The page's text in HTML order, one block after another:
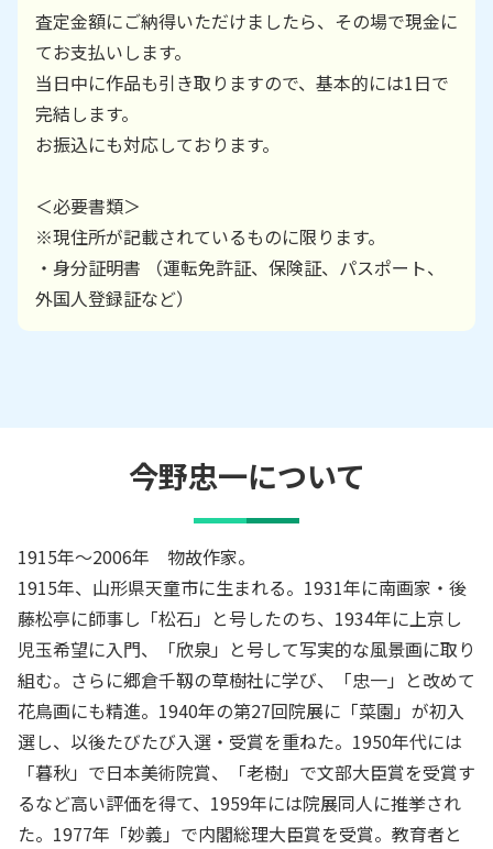
査定金額にご納得いただけましたら、その場で現金に
てお支払いします。
当日中に作品も引き取りますので、基本的には1日で
完結します。
お振込にも対応しております。
＜必要書類＞
※現住所が記載されているものに限ります。
・身分証明書 （運転免許証、保険証、パスポート、
外国人登録証など）
今野忠一について
1915年～2006年 物故作家。
1915年、山形県天童市に生まれる。1931年に南画家・後
藤松亭に師事し「松石」と号したのち、1934年に上京し
児玉希望に入門、「欣泉」と号して写実的な風景画に取り
組む。さらに郷倉千靱の草樹社に学び、「忠一」と改めて
花鳥画にも精進。1940年の第27回院展に「菜園」が初入
選し、以後たびたび入選・受賞を重ねた。1950年代には
「暮秋」で日本美術院賞、「老樹」で文部大臣賞を受賞す
るなど高い評価を得て、1959年には院展同人に推挙され
た。1977年「妙義」で内閣総理大臣賞を受賞。教育者と